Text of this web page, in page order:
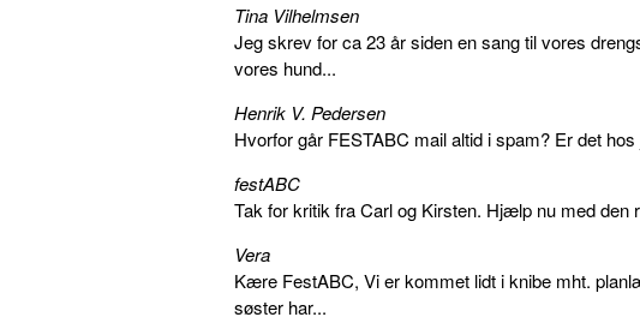
Tina Vilhelmsen
Jeg skrev for ca 23 år siden en sang til vores
vores hund...
Henrik V. Pedersen
Hvorfor går FESTABC mail altid i spam? Er det
festABC
Tak for kritik fra Carl og Kirsten. Hjælp nu med den
Vera
Kære FestABC, Vi er kommet lidt i knibe mht.
søster har...